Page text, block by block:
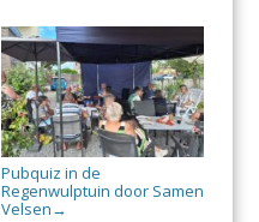
Pubquiz in de
Regenwulptuin door Samen
Velsen →